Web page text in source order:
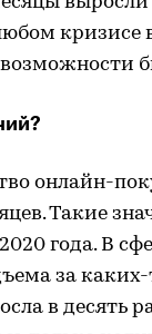
кризисе
онлайн-
Такие
года. В
за каких-
в десять